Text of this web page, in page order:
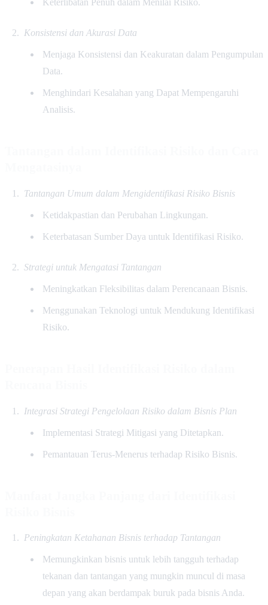
Konsistensi dan Akurasi Data
Menjaga Konsistensi dan Keakuratan dalam Pengumpulan
Data.
Menghindari Kesalahan yang Dapat Mempengaruhi
Analisis.
Tantangan Umum dalam Mengidentifikasi Risiko Bisnis
Ketidakpastian dan Perubahan Lingkungan.
Keterbatasan Sumber Daya untuk Identifikasi Risiko.
Strategi untuk Mengatasi Tantangan
Meningkatkan Fleksibilitas dalam Perencanaan Bisnis.
Menggunakan Teknologi untuk Mendukung Identifikasi
Risiko.
Integrasi Strategi Pengelolaan Risiko dalam Bisnis Plan
Implementasi Strategi Mitigasi yang Ditetapkan.
Pemantauan Terus-Menerus terhadap Risiko Bisnis.
Peningkatan Ketahanan Bisnis terhadap Tantangan
Memungkinkan bisnis untuk lebih tangguh terhadap
tekanan dan tantangan yang mungkin muncul di masa
depan yang akan berdampak buruk pada bisnis Anda.